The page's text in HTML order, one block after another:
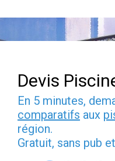
Devis
En 5 minutes,
comparatifs aux
région.
Gratuit, sans pub